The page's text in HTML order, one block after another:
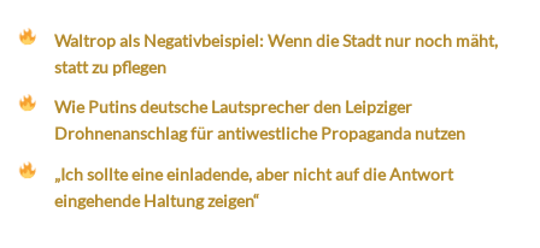
Waltrop als Negativbeispiel: Wenn die Stadt nur noch mäht,
statt zu pflegen
Wie Putins deutsche Lautsprecher den Leipziger
Drohnenanschlag für antiwestliche Propaganda nutzen
„Ich sollte eine einladende, aber nicht auf die Antwort
eingehende Haltung zeigen“